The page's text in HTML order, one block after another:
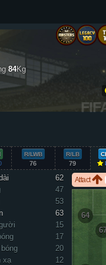
84Kg
R/LWB
76
R/LB
79
62
47
53
63
15
17
20
xạ
12
Attact
64